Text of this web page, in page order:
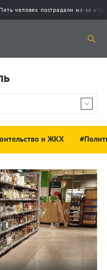
Пять человек пострадали из-за
и ЖКХ